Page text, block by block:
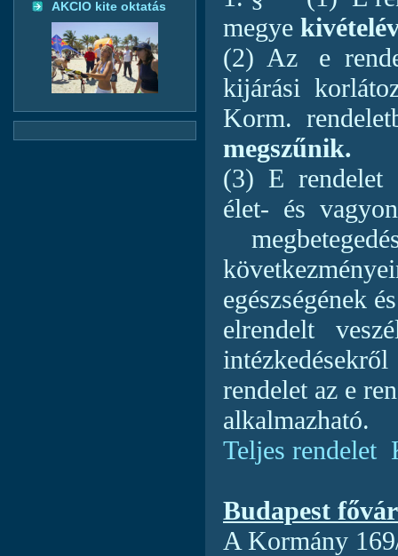
AKCIO kite oktatás
megye
(2) Az
e
kijárási
Korm.
megszűnik.
(3) E rendelet
élet- és
egészségének
elrendelt
intézkedésekről
rendelet az e
alkalmazható.
Teljes rendelet
Budapest
A Kormány